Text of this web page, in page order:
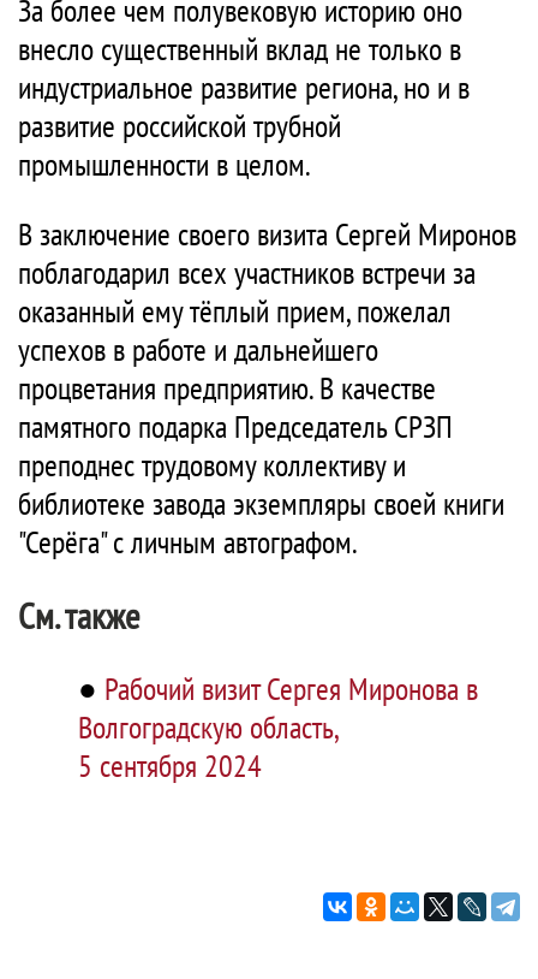
За более чем полувековую историю оно
внесло существенный вклад не только в
индустриальное развитие региона, но и в
развитие российской трубной
промышленности в целом.
В заключение своего визита Сергей Миронов
поблагодарил всех участников встречи за
оказанный ему тёплый прием, пожелал
успехов в работе и дальнейшего
процветания предприятию. В качестве
памятного подарка Председатель СРЗП
преподнес трудовому коллективу и
библиотеке завода экземпляры своей книги
"Серёга" с личным автографом.
См. также
● Рабочий визит Сергея Миронова в
Волгоградскую область,
5 сентября 2024